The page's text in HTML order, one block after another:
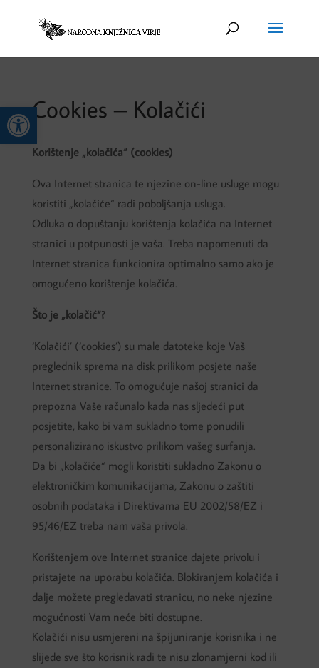
Open toolbar
Cookies – Kolačići
Korištenje „kolačića“ (cookies)
Ova Internet stranica te njezine on-line usluge mogu
koristiti „kolačiće“ radi poboljšanja usluga.
Odluka o dopuštanju korištenja kolačića na Internet
stranici u potpunosti je vaša. Treba napomenuti da
Internet stranica funkcionira optimalno samo ako je
omogućeno korištenje kolačića.
Što je „kolačić“?
‘Kolačići’ (‘cookies’) su male datoteke koje Vaš
preglednik sprema na disk prilikom posjete naše
Internet stranice. To omogućuje našoj stranici da
prepozna Vaše računalo kada nas sljedeći put
posjetite, kako bi vam sukladno tome ponudili
personalizirano iskustvo prilikom vašeg surfanja.
Da bi „kolačiće“ mogli koristiti sukladno Zakonu o
elektroničkim komunikacijama, Zakonu o zaštiti
osobnih podataka i Direktivama EU 2002/58/EZ i
95/46/EZ treba nam vaša privola.
Korištenjem ove Internet stranice dajete privolu i
pristajete na uporabu kolačića. Blokiranjem kolačića i
dalje možete pregledavati stranicu, no neke njezine
mogućnosti Vam neće biti dostupne.
Kolačići nisu usmjereni na špijuniranje korisnika i ne
slijede sve što korisnik radi te nisu zlonamjerni kod ili